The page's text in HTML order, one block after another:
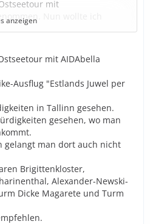
mit
Nun wollte ich
empfehlt, oder
so?
anzeigen
mit AIDAbella
Ausflug "Estlands Juwel per
in Tallinn gesehen.
gesehen, wo man
gelangt man dort auch nicht
Brigittenkloster,
Alexander-Newski-
Dicke Magarete und Turm